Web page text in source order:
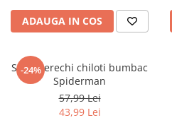
Testoasele Ninja
Fireman Sam
Disney
Frozen Disney
Pokemon
Pink Panther
Bing
Marie Cat
ADAUGA IN COS
-24%
Set 5 perechi chiloti bumbac
Spiderman
57,99 Lei
43,99 Lei